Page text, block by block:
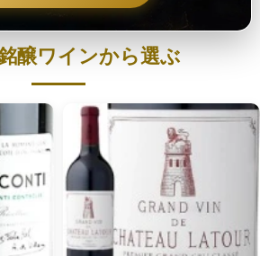
醸ワインから選ぶ